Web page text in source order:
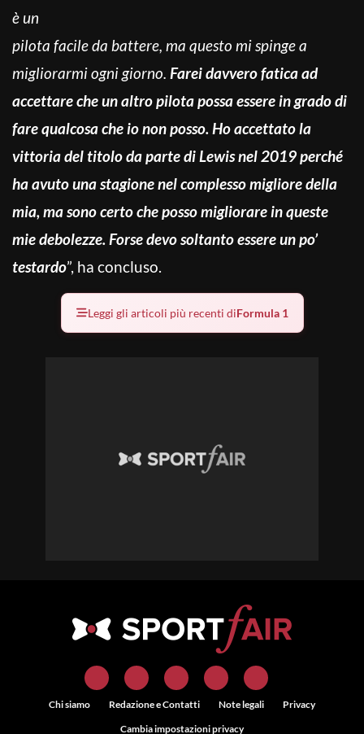
è un
pilota facile da battere, ma questo mi spinge a
migliorarmi ogni giorno. Farei davvero fatica ad
accettare che un altro pilota possa essere in grado di
fare qualcosa che io non posso. Ho accettato la
vittoria del titolo da parte di Lewis nel 2019 perché
ha avuto una stagione nel complesso migliore della
mia, ma sono certo che posso migliorare in queste
mie debolezze. Forse devo soltanto essere un po’
testardo”, ha concluso.
Leggi gli articoli più recenti diFormula 1
Chi siamo Redazione e Contatti Note legali
Privacy
Cambia impostazioni privacy